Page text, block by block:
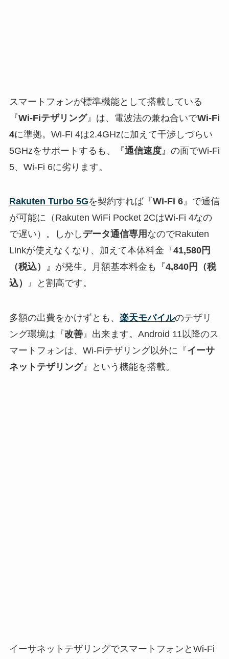
スマートフォンが標準機能として搭載している
『Wi-Fiテザリング』は、電波法の兼ね合いでWi-Fi
4に準拠。Wi-Fi 4は2.4GHzに加えて干渉しづらい
5GHzをサポートするも、『通信速度』の面でWi-Fi
5、Wi-Fi 6に劣ります。
Rakuten Turbo 5Gを契約すれば『Wi-Fi 6』で通信
が可能に（Rakuten WiFi Pocket 2CはWi-Fi 4なの
で遅い）。しかし データ通信専用 なのでRakuten
Linkが使えなくなり、加えて本体料金『41,580円
（税込）
』が発生。月額基本料金も『4,840円（税
込）
』と割高です。
多額の出費をかけずとも、 楽天モバイルのテザリ
ング環境は『改善』出来ます。Android 11以降のス
マートフォンは、Wi-Fiテザリング以外に『イーサ
ネットテザリング』という機能を搭載。
イーサネットテザリングでスマートフォンとWi-Fi